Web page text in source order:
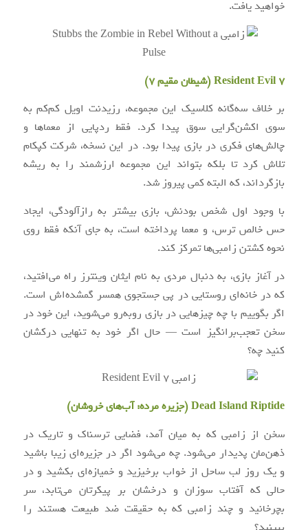
خواهید یافت.
Resident Evil 7 (شیطان مقیم ۷)
بر خلاف سه‌گانه کلاسیک این مجموعه، رزیدنت اویل کم‌کم به
سوی اکشن‌گرایی سوق پیدا کرد. فقط ردپایی از معماها و
چالش‌های فکری در بازی پیدا بود. در این نسخه، شرکت کپکام
تلاش کرد تا بلکه بتواند این مجموعه ارزشمند را به ریشه
بازگرداند، که البته کمی پیروز شد.
با وجود اول شخص بودنش، بازی بیشتر به رازآلودگی، ایجاد
حس خالص ترس، و معما پرداخته است، به جای آنکه فقط روی
نحوه کشتن زامبی‌ها تمرکز کند.
در آغاز بازی، به دنبال مردی به نام ایثان وینترز راه می‌افتید،
که در خانه‌ای روستایی در پی جستجوی همسر گمشده‌اش است.
اگر بگوییم با چه چیزهایی در بازی روبه‌رو می‌شوید، این خود در
سخن تعجب‌برانگیز است — حال اگر خود به تنهایی درکشان
کنید چه؟
Dead Island Riptide ( جزیره مرده: آب‌های خروشان)
سخن از زامبی که به میان آمد، فضایی ترسناک و تاریک در
ذهن‌مان پدیدار می‌شود. چه می‌شود اگر در جزیره‌ای زیبا باشید
و یک روز لب ساحل از خواب برخیزید و خمیازه‌ای بکشید و در
حالی که آفتاب سوزان و درخشان بر پیکرتان می‌تابد، سر
بچرخانید و چند زامبی که به حقیقت ضد طبیعت هستند را